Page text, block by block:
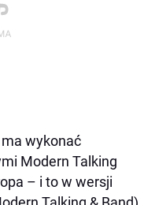
wykonać
Modern Talking
– i to w wersji